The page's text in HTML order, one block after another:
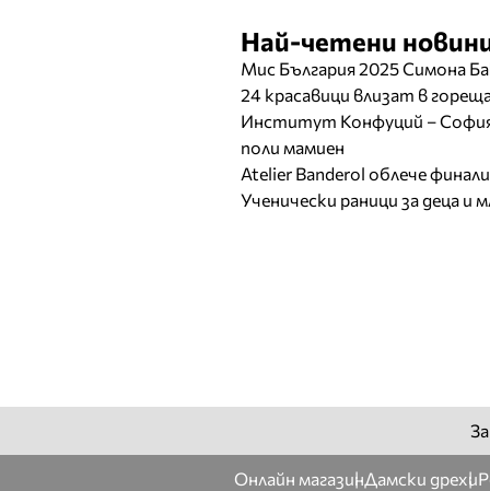
Най-четени
Мис България 2025 Симона
24 красавици влизат в
Институт Конфуций –
поли мамиен
Atelier Banderol облече
Ученически раници за деца и
Онлайн магазинДамски дрехи